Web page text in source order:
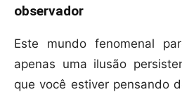
observador
Este mundo fenomenal
apenas uma ilusão
que você estiver pensando